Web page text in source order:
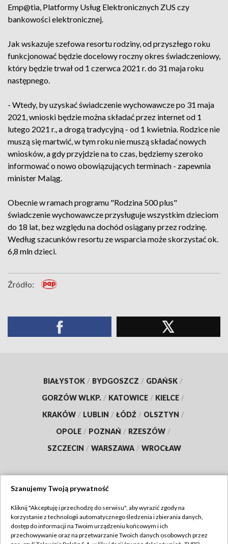
Emp@tia, Platformy Usług Elektronicznych ZUS czy
bankowości elektronicznej.
Jak wskazuje szefowa resortu rodziny, od przyszłego roku
funkcjonować będzie docelowy roczny okres świadczeniowy,
który będzie trwał od 1 czerwca 2021 r. do 31 maja roku
następnego.
- Wtedy, by uzyskać świadczenie wychowawcze po 31 maja
2021, wnioski będzie można składać przez internet od 1
lutego 2021 r., a drogą tradycyjną - od 1 kwietnia. Rodzice nie
muszą się martwić, w tym roku nie muszą składać nowych
wniosków, a gdy przyjdzie na to czas, będziemy szeroko
informować o nowo obowiązujących terminach - zapewnia
minister Maląg.
Obecnie w ramach programu "Rodzina 500 plus"
świadczenie wychowawcze przysługuje wszystkim dzieciom
do 18 lat, bez względu na dochód osiągany przez rodzinę.
Według szacunków resortu ze wsparcia może skorzystać ok.
6,8 mln dzieci.
Źródło:
BIAŁYSTOK / BYDGOSZCZ / GDAŃSK /
GORZÓW WLKP. / KATOWICE / KIELCE /
KRAKÓW / LUBLIN / ŁÓDŹ / OLSZTYN /
OPOLE / POZNAŃ / RZESZÓW /
SZCZECIN / WARSZAWA / WROCŁAW
TVP
Abonament TVP
Regulamin TVP
Szanujemy Twoją prywatność
Kliknij "Akceptuję i przechodzę do serwisu", aby wyrazić zgody na
korzystanie z technologii automatycznego śledzenia i zbierania danych,
dostęp do informacji na Twoim urządzeniu końcowym i ich
przechowywanie oraz na przetwarzanie Twoich danych osobowych przez